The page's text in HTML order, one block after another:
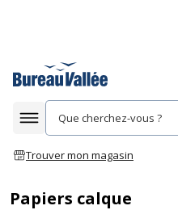
Afficher la navigation
Trouver mon magasin
Papiers calque